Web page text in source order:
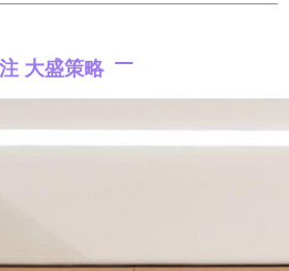
大盛策略